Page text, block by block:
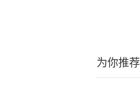
为你推荐